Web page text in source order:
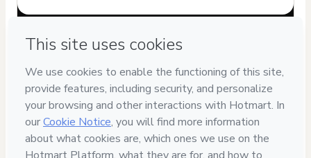
If you need to submit a request to our support team, please
provide the code below:
CKTID-Q99483545Vtvx26t1k1-1785969734699-4373
Was your information autofill in? Click here to learn more
By clicking 'Buy Now' I declare that I (i) understand that